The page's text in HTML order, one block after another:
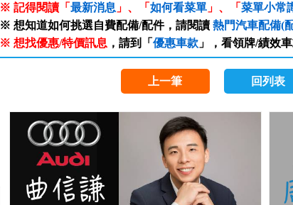
※ 記得閱讀「最新消息 」、「如何看菜單 」、「菜單小常
※ 想知道如何挑選自費配備/配件，請閱讀熱門汽車配備(
※ 想找優惠/特價訊息 ，請到「優惠車款 」，看領牌/績效
上一筆 回列表